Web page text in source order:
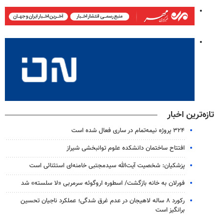
تازه‌ترین اخبار
۳۲۴ پروژه نیمه‌تمام در ساری فعال شده است
افتتاح ساختمان دانشکده علوم توانبخشی شیراز
پزشکیان: شخصیت آیت‌الله سیدمجتبی خامنه‌ای استثنائی است
فورلان به خانه بازگشت/ اسطوره اروگوئه سرمربی «لا سلسته» شد
رکورد ۸ ساله لاهیجان در عدم غرق شدگی؛ عملکرد ناجیان تحسین
برانگیز است